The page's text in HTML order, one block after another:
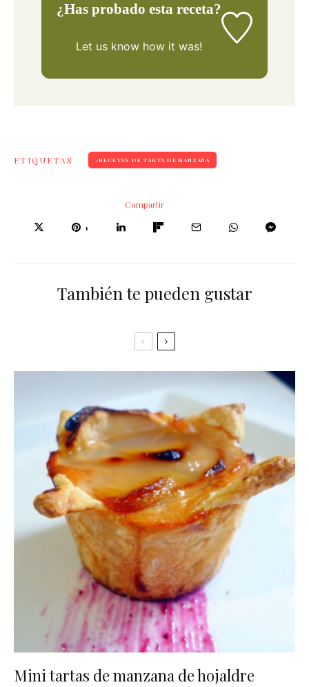
¿Has probado esta receta?
Let us knowhow it was!
ETIQUETAS RECETAS DE TARTA DE MANZANA
Compartir
1
También te pueden gustar
Mini tartas de manzana de hojaldre